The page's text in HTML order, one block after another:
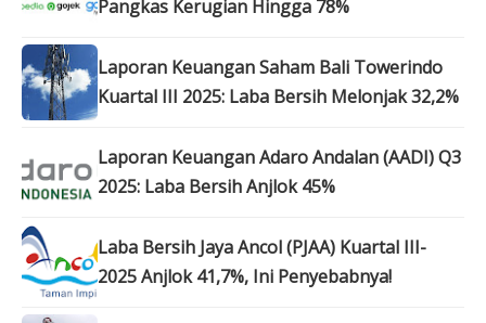
Pangkas Kerugian Hingga 78%
Laporan Keuangan Saham Bali Towerindo
Kuartal III 2025: Laba Bersih Melonjak 32,2%
Laporan Keuangan Adaro Andalan (AADI) Q3
2025: Laba Bersih Anjlok 45%
Laba Bersih Jaya Ancol (PJAA) Kuartal III-
2025 Anjlok 41,7%, Ini Penyebabnya!